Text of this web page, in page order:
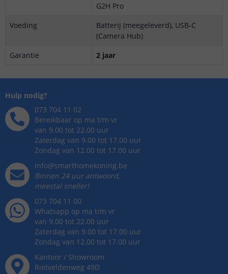
G2H Pro
Voeding
Batterij (meegeleverd), USB-C
(Camera Hub)
Garantie
2 jaar
Hulp nodig?
073 704 11 02
Bereikbaar op ma t/m vr
van 9.00 tot 22.00 uur
Zaterdag van 9.00 tot 17.00 uur
Zondag van 12.00 tot 17.00 uur
info@smarthomekoning.be
Binnen 24 uur antwoord,
meestal sneller!
073 704 11 00
Whatsapp op ma t/m vr
van 9.00 tot 22.00 uur
Zaterdag van 9.00 tot 17.00 uur
Zondag van 12.00 tot 17.00 uur
Kantoor / Showroom
Rietveldenweg 49D